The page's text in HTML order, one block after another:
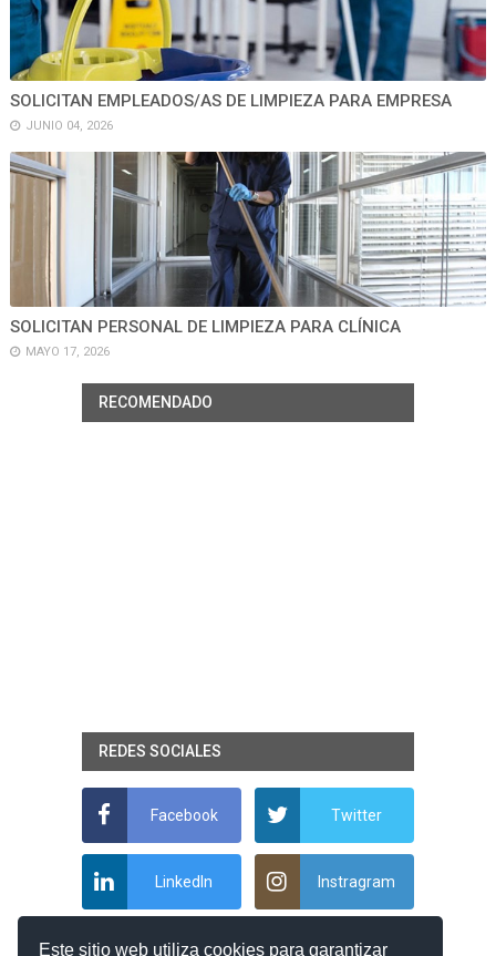
Este sitio web utiliza cookies para garantizar
SOLICITAN EMPLEADOS/AS DE LIMPIEZA PARA EMPRESA
JUNIO 04, 2026
SOLICITAN PERSONAL DE LIMPIEZA PARA CLÍNICA
MAYO 17, 2026
RECOMENDADO
REDES SOCIALES
Facebook Twitter
LinkedIn Instragram